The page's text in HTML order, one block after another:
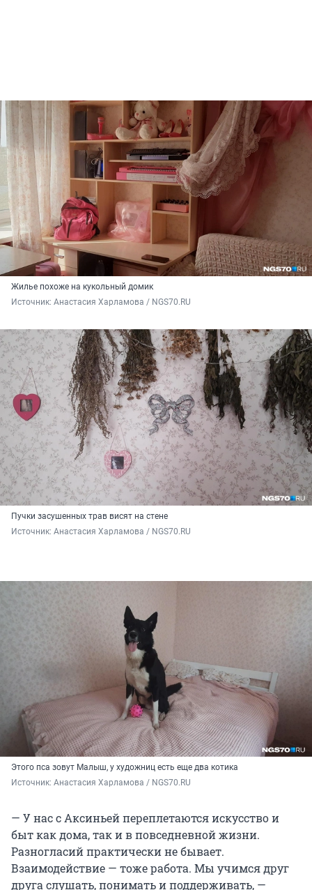
Жилье похоже на кукольный домик
Источник: Анастасия Харламова / NGS70.RU
Пучки засушенных трав висят на стене
Источник: Анастасия Харламова / NGS70.RU
Этого пса зовут Малыш, у художниц есть еще два котика
Источник: Анастасия Харламова / NGS70.RU
— У нас с Аксиньей переплетаются искусство и
быт как дома, так и в повседневной жизни.
Разногласий практически не бывает.
Взаимодействие — тоже работа. Мы учимся друг
друга слушать, понимать и поддерживать, —